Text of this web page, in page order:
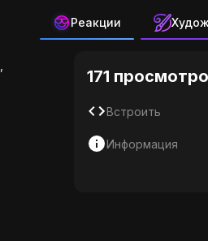
Реакции
Наруто
171
Встроить
Информация